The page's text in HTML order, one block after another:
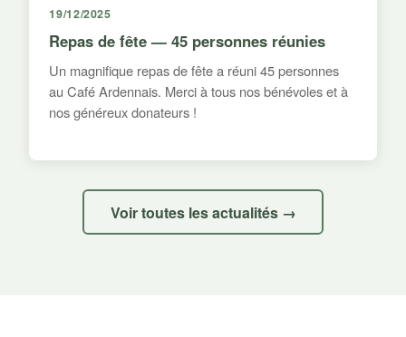
19/12/2025
Repas de fête — 45 personnes réunies
Un magnifique repas de fête a réuni 45 personnes
au Café Ardennais. Merci à tous nos bénévoles et à
nos généreux donateurs !
Voir toutes les actualités →